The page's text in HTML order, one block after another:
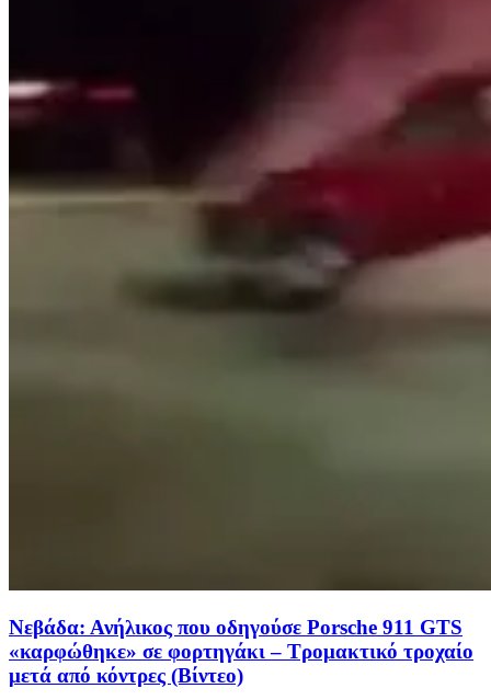
Νεβάδα: Ανήλικος που οδηγούσε Porsche 911 GTS
«καρφώθηκε» σε φορτηγάκι – Τρομακτικό τροχαίο
μετά από κόντρες (Βίντεο)